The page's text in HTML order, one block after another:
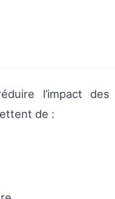
l’impact des
de :